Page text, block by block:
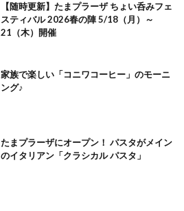
【随時更新】たまプラーザ ちょい呑みフェ
スティバル 2026春の陣 5/18（月）～
21（木）開催
家族で楽しい「コニワコーヒー」のモーニ
ング♪
たまプラーザにオープン！ パスタがメイン
のイタリアン「クラシカル パスタ」